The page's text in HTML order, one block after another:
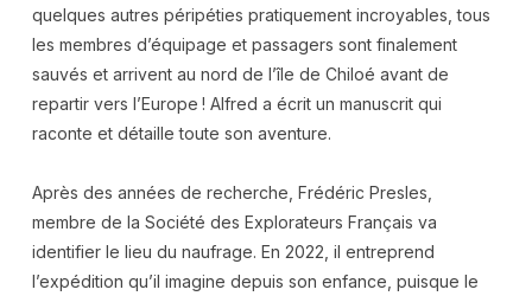
quelques autres péripéties pratiquement incroyables, tous
les membres d’équipage et passagers sont finalement
sauvés et arrivent au nord de l’île de Chiloé avant de
repartir vers l’Europe ! Alfred a écrit un manuscrit qui
raconte et détaille toute son aventure.
Après des années de recherche, Frédéric Presles,
membre de la Société des Explorateurs Français va
identifier le lieu du naufrage. En 2022, il entreprend
l’expédition qu’il imagine depuis son enfance, puisque le